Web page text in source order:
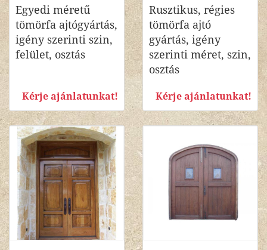
Egyedi méretű
tömörfa ajtógyártás,
igény szerinti szin,
felület, osztás
Kérje ajánlatunkat!
Rusztikus, régies
tömörfa ajtó
gyártás, igény
szerinti méret, szin,
osztás
Kérje ajánlatunkat!